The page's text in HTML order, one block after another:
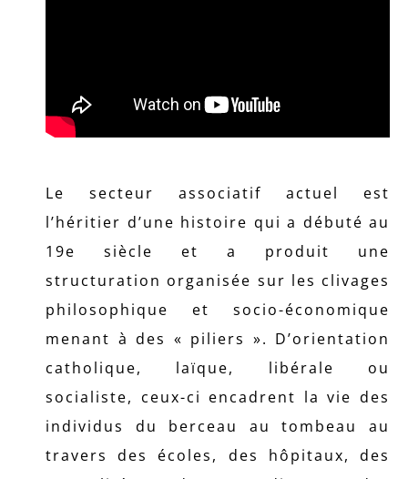
Le secteur associatif actuel est
l’héritier d’une histoire qui a débuté au
19e siècle et a produit une
structuration organisée sur les clivages
philosophique et socio-économique
menant à des « piliers ». D’orientation
catholique, laïque, libérale ou
socialiste, ceux-ci encadrent la vie des
individus du berceau au tombeau au
travers des écoles, des hôpitaux, des